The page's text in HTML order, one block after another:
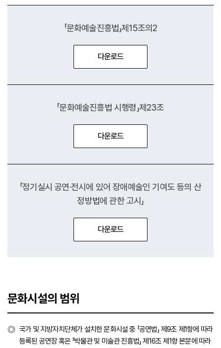
「문화예술진흥법」제15조의2
「문화예술진흥법」 제15조의2
다운로드
「문화예술진흥법 시행령」제23조
「문화예술진흥법 시행령」 제23조
다운로드
「정기실시 공연·전시에 있어 장애예술인 기여도 등의 산
정방법에 관한 고시」
「정기실시 공연·전시에 있어 장애예
다운로드
문화시설의 범위
국가 및 지방자치단체가 설치한 문화시설 중 「공연법」 제9조 제1항에 따라
등록된 공연장 혹은 「박물관 및 미술관 진흥법」 제16조 제1항 본문에 따라